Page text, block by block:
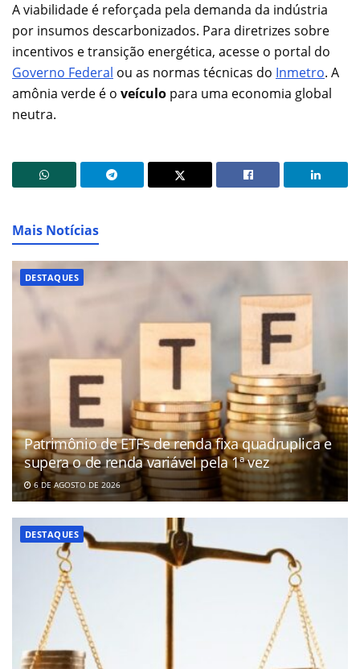
A viabilidade é reforçada pela demanda da indústria
por insumos descarbonizados. Para diretrizes sobre
incentivos e transição energética, acesse o portal do
Governo Federal ou as normas técnicas do Inmetro. A
amônia verde é o veículo para uma economia global
neutra.
Mais Notícias
DESTAQUES
Patrimônio de ETFs de renda fixa quadruplica e
supera o de renda variável pela 1ª vez
6 DE AGOSTO DE 2026
DESTAQUES